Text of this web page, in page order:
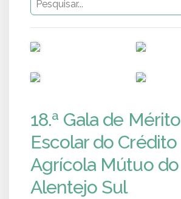
18.ª Gala de Mérito
Escolar do Crédito
Agrícola Mútuo do
Alentejo Sul